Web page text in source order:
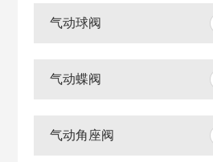
气动球阀
气动蝶阀
气动角座阀